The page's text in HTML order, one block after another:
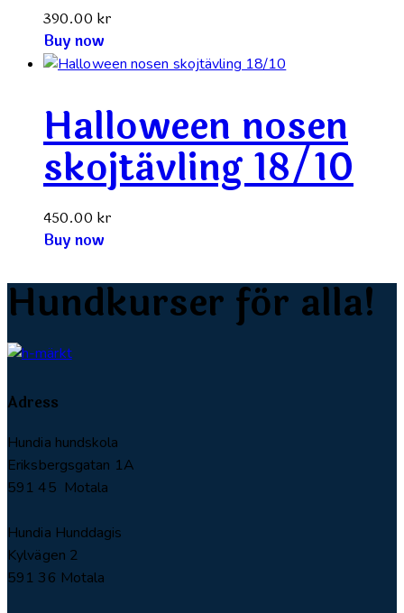
390.00 kr
Buy now
Halloween nosen
skojtävling 18/10
450.00 kr
Buy now
Hundkurser för alla!
Adress
Hundia hundskola
Eriksbergsgatan 1A
591 45 Motala
Hundia Hunddagis
Kylvägen 2
591 36 Motala